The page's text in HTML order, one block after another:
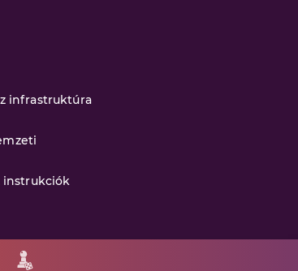
infrastruktúra
instrukciók